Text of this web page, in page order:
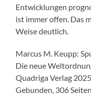
Entwicklungen
ist immer offen. Das
Weise deutlich.
Marcus M. Keupp:
Die neue
Quadriga Verlag 2025
Gebunden, 306 Seiten